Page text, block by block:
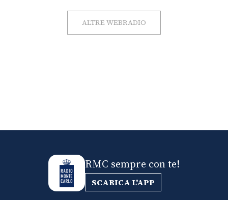
ALTRE WEBRADIO
RMC sempre con te!
SCARICA L'APP